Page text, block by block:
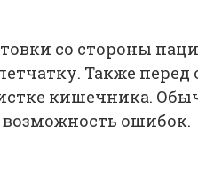
со стороны
Также
кишечника.
ошибок.